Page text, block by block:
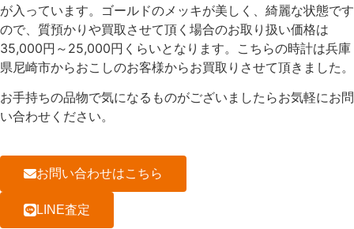
が入っています。ゴールドのメッキが美しく、綺麗な状態です
ので、質預かりや買取させて頂く場合のお取り扱い価格は
35,000円～25,000円くらいとなります。こちらの時計は兵庫
県尼崎市からおこしのお客様からお買取りさせて頂きました。
お手持ちの品物で気になるものがございましたらお気軽にお問
い合わせください。
お問い合わせはこちら
LINE査定